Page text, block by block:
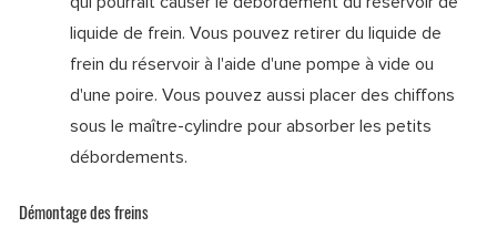
liquide de frein. Vous pouvez retirer du liquide de
frein du réservoir à l'aide d'une pompe à vide ou
d'une poire. Vous pouvez aussi placer des chiffons
sous le maître-cylindre pour absorber les petits
débordements.
Démontage des freins